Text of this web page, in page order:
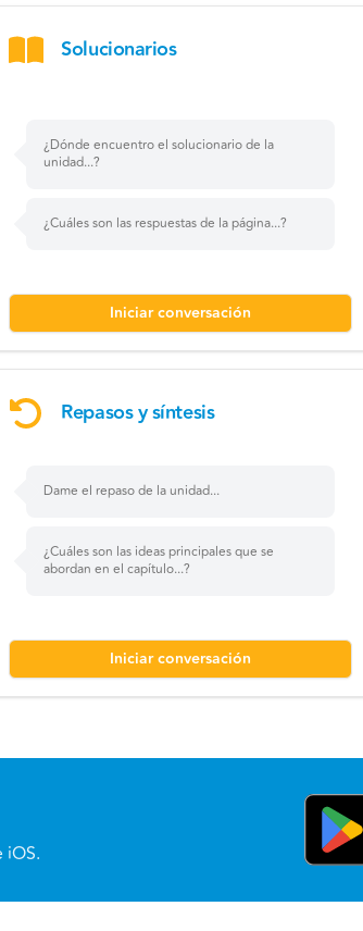
Solucionarios
¿Dónde encuentro el solucionario de la
unidad...?
¿Cuáles son las respuestas de la página...?
Iniciar conversación
Repasos y síntesis
Dame el repaso de la unidad...
¿Cuáles son las ideas principales que se
abordan en el capítulo...?
Iniciar conversación